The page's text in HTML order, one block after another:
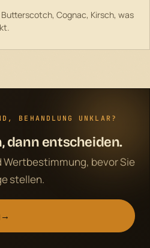
Cognac, Kirsch, was
BEHANDLUNG UNKLAR?
dann entscheiden.
Wertbestimmung, bevor Sie
stellen.